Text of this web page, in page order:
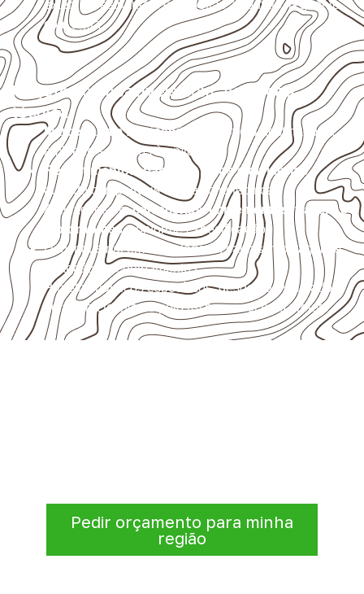
externas, estruturais ou sujeitas a contato frequente
com água.
Projetos compatíveis com avaliação
técnica
Marcenaria e fabricação de móveisdestinados a
ambientes sujeitos à umidade.
Revestimentos, paredes, pisos e divisórias,
quando compatíveis com a ficha técnica.
Aplicações emcarrocerias, implementos, trailers e
motorhomes, conforme especificação.
Uso industrial em embalagens, caixas, montagem e
proteção de equipamentos.
Projetos náuticos específicos, desde que validados
pela ficha técnica e pelo responsável pelo projeto.
Pedir orçamento para minha
região